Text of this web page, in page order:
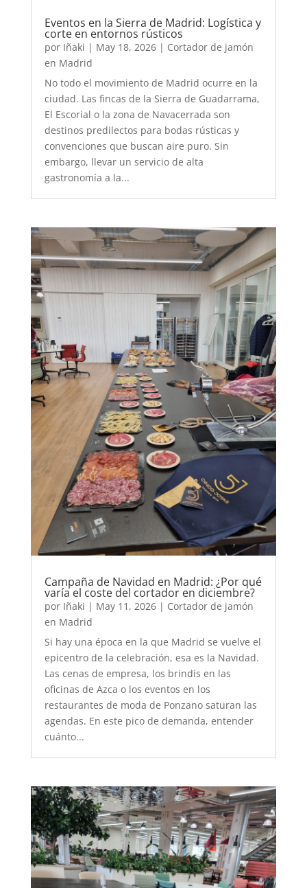
Eventos en la Sierra de Madrid: Logística y
corte en entornos rústicos
por Iñaki | May 18, 2026| Cortador de jamón
en Madrid
No todo el movimiento de Madrid ocurre en la
ciudad. Las fincas de la Sierra de Guadarrama,
El Escorial o la zona de Navacerrada son
destinos predilectos para bodas rústicas y
convenciones que buscan aire puro. Sin
embargo, llevar un servicio de alta
gastronomía a la...
Campaña de Navidad en Madrid: ¿Por qué
varía el coste del cortador en diciembre?
por Iñaki | May 11, 2026| Cortador de jamón
en Madrid
Si hay una época en la que Madrid se vuelve el
epicentro de la celebración, esa es la Navidad.
Las cenas de empresa, los brindis en las
oficinas de Azca o los eventos en los
restaurantes de moda de Ponzano saturan las
agendas. En este pico de demanda, entender
cuánto...